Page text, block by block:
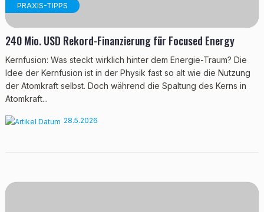
PRAXIS-TIPPS
240 Mio. USD Rekord-Finanzierung für Focused Energy
Kernfusion: Was steckt wirklich hinter dem Energie-Traum? Die
Idee der Kernfusion ist in der Physik fast so alt wie die Nutzung
der Atomkraft selbst. Doch während die Spaltung des Kerns in
Atomkraft...
28.5.2026